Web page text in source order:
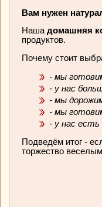
Вам нужен
Нашадомашняя
продуктов.
Почему стоит
- мы
- у нас
- мы
- мы
- у нас есть
Подведём итог -
торжество